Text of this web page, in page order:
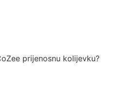
prijenosnu kolijevku?